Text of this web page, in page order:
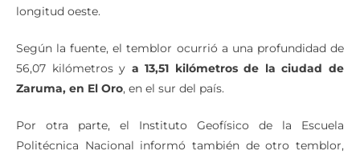
longitud oeste.
Según la fuente, el temblor ocurrió a una profundidad de
56,07 kilómetros y a 13,51 kilómetros de la ciudad de
Zaruma, en El Oro, en el sur del país.
Por otra parte, el Instituto Geofísico de la Escuela
Politécnica Nacional informó también de otro temblor,